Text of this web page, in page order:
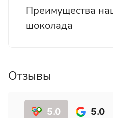
Преимущества
шоколада
Отзывы
5.0 5.0